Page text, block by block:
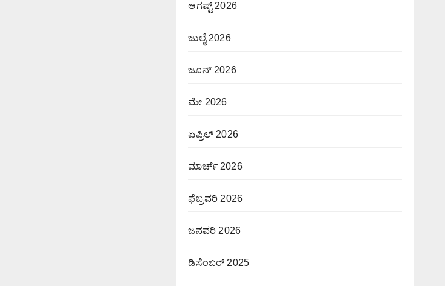
ಆಗಷ್ಟ್ 2026
ಜುಲೈ 2026
ಜೂನ್ 2026
ಮೇ 2026
ಏಪ್ರಿಲ್ 2026
ಮಾರ್ಚ್ 2026
ಫೆಬ್ರವರಿ 2026
ಜನವರಿ 2026
ಡಿಸೆಂಬರ್ 2025